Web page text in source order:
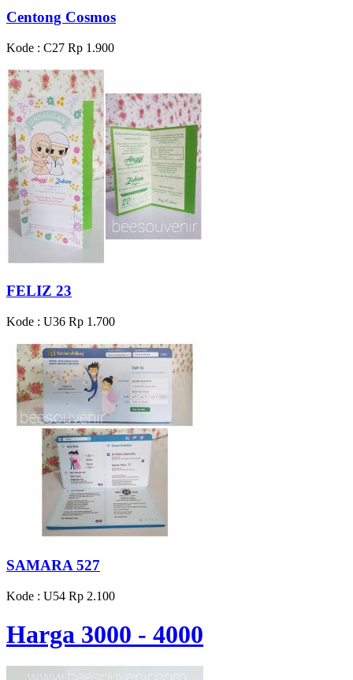
Centong Cosmos
Kode : C27 Rp 1.900
FELIZ 23
Kode : U36 Rp 1.700
SAMARA 527
Kode : U54 Rp 2.100
Harga 3000 - 4000